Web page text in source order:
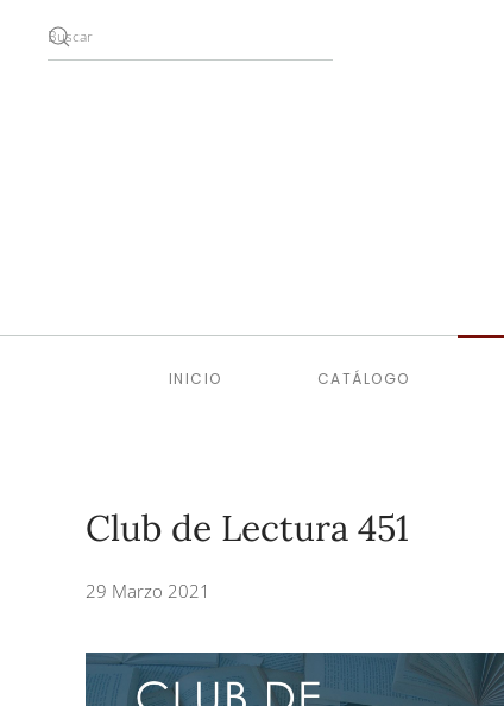
Skip to main content
INICIO CATÁLOGO
Club de Lectura 451
29 Marzo 2021